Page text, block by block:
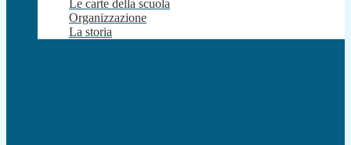
Le carte della scuola
Organizzazione
La storia